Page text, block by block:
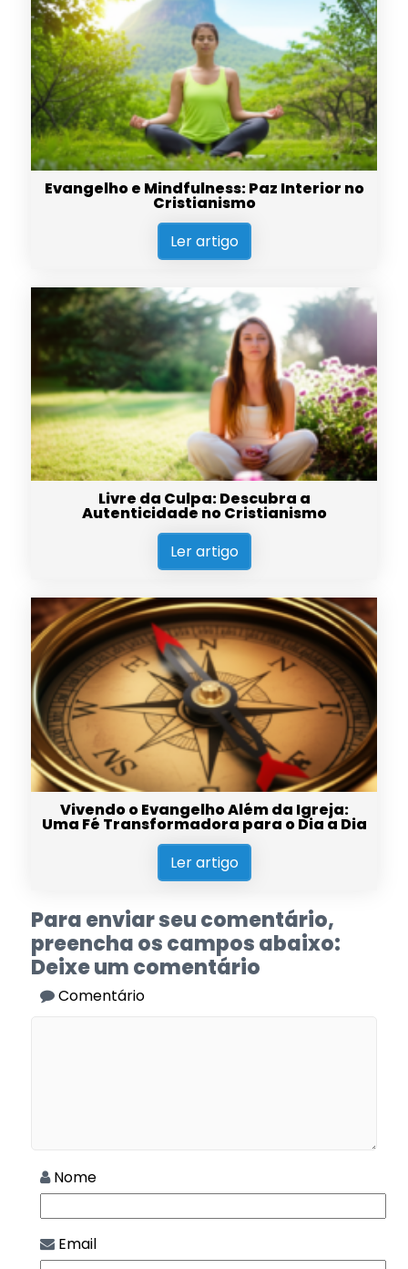
Evangelho e Mindfulness: Paz Interior no
Cristianismo
Ler artigo
Livre da Culpa: Descubra a
Autenticidade no Cristianismo
Ler artigo
Vivendo o Evangelho Além da Igreja:
Uma Fé Transformadora para o Dia a Dia
Ler artigo
Para enviar seu comentário,
preencha os campos abaixo:
Deixe um comentário
Comentário
Nome
Email